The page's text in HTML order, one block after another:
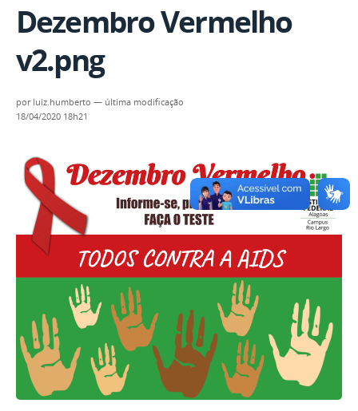
Dezembro Vermelho
v2.png
por luiz.humberto — última modificação
18/04/2020 18h21